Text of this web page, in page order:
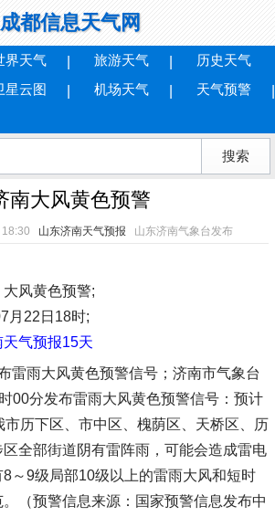
成都信息天气网
界天气 旅游天气
历史天气
星云图
机场天气
天气预警
南大风黄色预警
18:30 山东济南天气预报 山东济南气象台发布
大风黄色预警;
月22日18时;
天气预报15天
雷雨大风黄色预警信号；济南市气象台
00分发布雷雨大风黄色预警信号：预计
市历下区、市中区、槐荫区、天桥区、历
全部街道阴有雷阵雨，可能会造成雷电
～9级局部10级以上的雷雨大风和短时
（预警信息来源：国家预警信息发布中